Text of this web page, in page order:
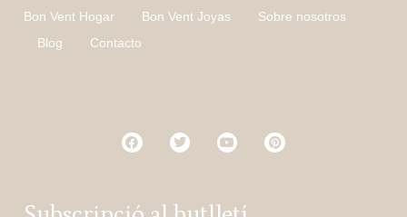
Bon Vent Hogar Bon Vent Joyas
Sobre nosotros
Blog
Contacto